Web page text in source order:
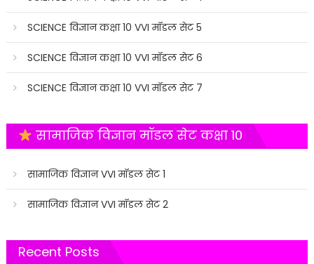
SCIENCE विज्ञान कक्षा 10 VVI मॉडल सेट 5
SCIENCE विज्ञान कक्षा 10 VVI मॉडल सेट 6
SCIENCE विज्ञान कक्षा 10 VVI मॉडल सेट 7
सामाजिक विज्ञान मॉडल सेट कक्षा 10
सामाजिक विज्ञान VVI मॉडल सेट 1
सामाजिक विज्ञान VVI मॉडल सेट 2
Recent Posts